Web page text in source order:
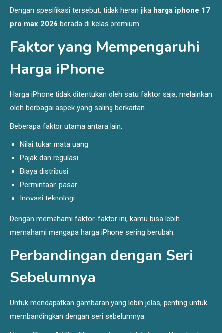
Dengan spesifikasi tersebut, tidak heran jika harga iphone 17
pro max 2026 berada di kelas premium.
Faktor yang Mempengaruhi
Harga iPhone
Harga iPhone tidak ditentukan oleh satu faktor saja, melainkan
oleh berbagai aspek yang saling berkaitan.
Beberapa faktor utama antara lain:
Nilai tukar mata uang
Pajak dan regulasi
Biaya distribusi
Permintaan pasar
Inovasi teknologi
Dengan memahami faktor-faktor ini, kamu bisa lebih
memahami mengapa harga iPhone sering berubah.
Perbandingan dengan Seri
Sebelumnya
Untuk mendapatkan gambaran yang lebih jelas, penting untuk
membandingkan dengan seri sebelumnya.